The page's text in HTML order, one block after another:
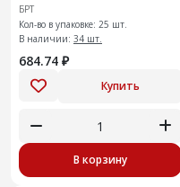
гидротормоза
БРТ
Кол-во в упаковке: 25 шт.
В наличии: 34 шт.
684.74 ₽
Купить
В корзину